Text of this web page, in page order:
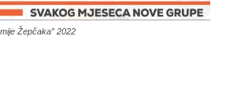
Žepčaka” 2022